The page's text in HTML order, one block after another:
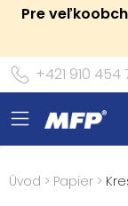
Pre
+421 910 454
Úvod > Papier >